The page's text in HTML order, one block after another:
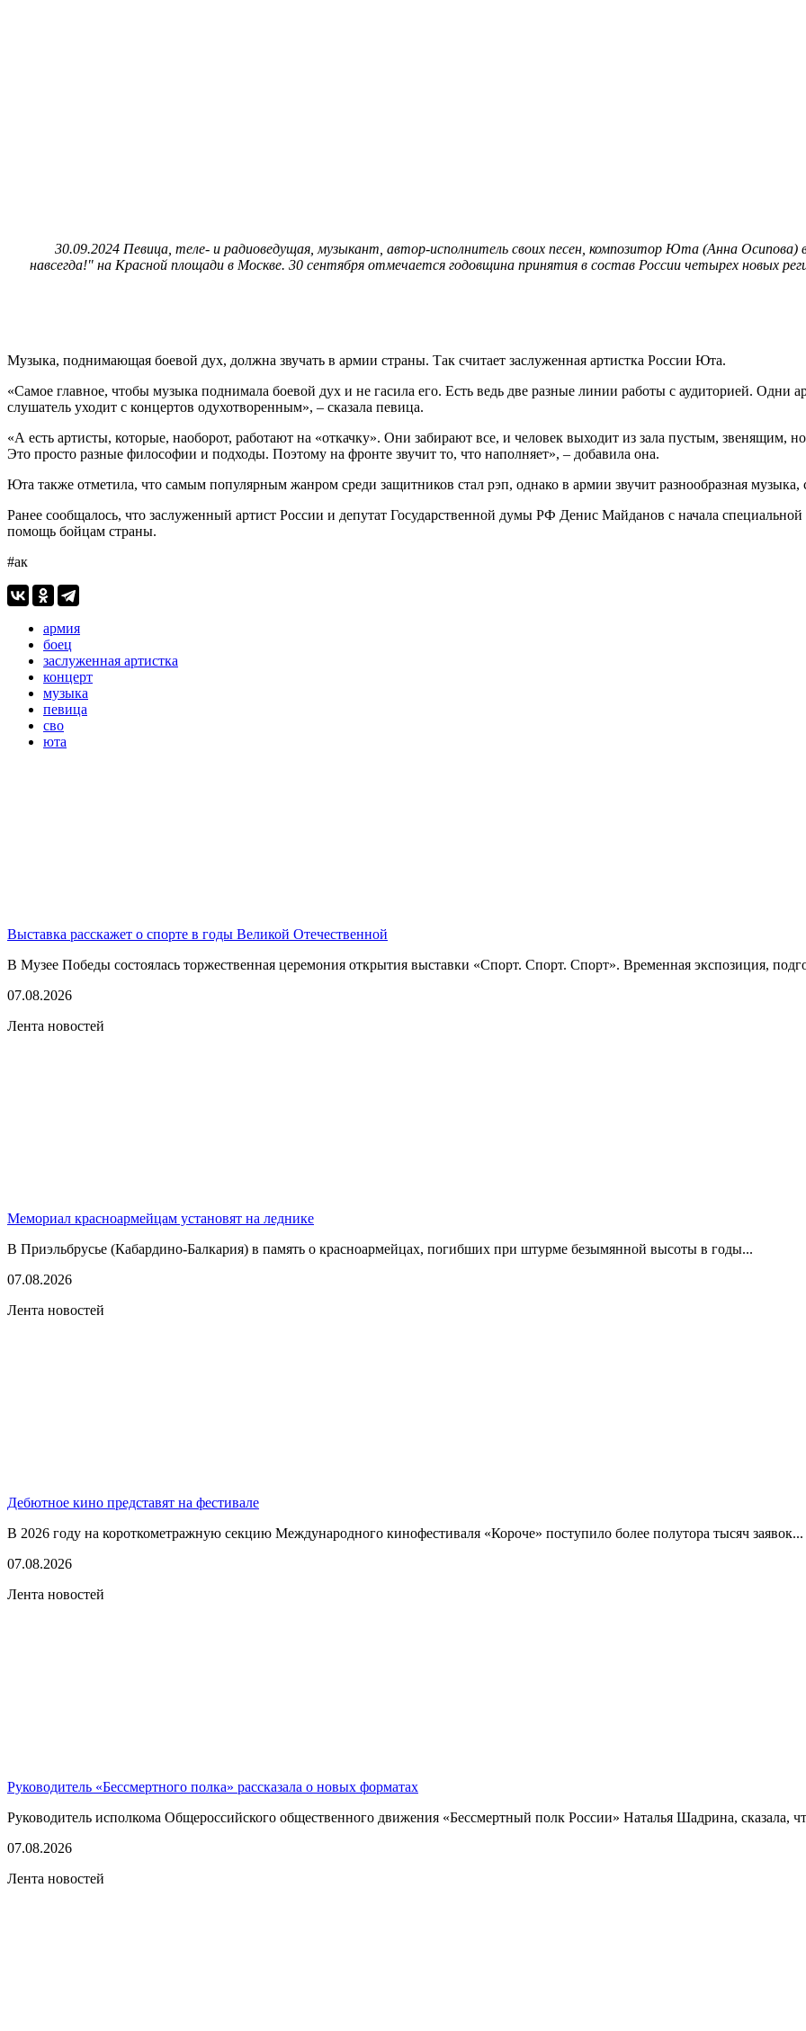
30.09.2024 Певица, теле- и радиоведущая, музыкант, автор-исполнитель своих песен, композитор Юта (Анна
навсегда!" на Красной площади в Москве. 30 сентября отмечается годовщина принятия в состав России четырех новых
Музыка, поднимающая боевой дух, должна звучать в армии страны. Так считает заслуженная артистка России Юта.
«Самое главное, чтобы музыка поднимала боевой дух и не гасила его. Есть ведь две разные линии работы с аудиторией. Одни
слушатель уходит с концертов одухотворенным», – сказала певица.
«А есть артисты, которые, наоборот, работают на «откачку». Они забирают все, и человек выходит из зала пустым,
Это просто разные философии и подходы. Поэтому на фронте звучит то, что наполняет», – добавила она.
Юта также отметила, что самым популярным жанром среди защитников стал рэп, однако в армии звучит разнообразная музыка,
Ранее сообщалось, что заслуженный артист России и депутат Государственной думы РФ Денис Майданов с начала
помощь бойцам страны.
#ак
армия
боец
заслуженная артистка
концерт
музыка
певица
сво
юта
Выставка расскажет о спорте в годы Великой Отечественной
В Музее Победы состоялась торжественная церемония открытия выставки «Спорт. Спорт. Спорт». Временная экспозиция,
07.08.2026
Лента новостей
Мемориал красноармейцам установят на леднике
В Приэльбрусье (Кабардино-Балкария) в память о красноармейцах, погибших при штурме безымянной высоты в годы...
07.08.2026
Лента новостей
Дебютное кино представят на фестивале
В 2026 году на короткометражную секцию Международного кинофестиваля «Короче» поступило более полутора тысяч заявок...
07.08.2026
Лента новостей
Руководитель «Бессмертного полка» рассказала о новых форматах
Руководитель исполкома Общероссийского общественного движения «Бессмертный полк России» Наталья Шадрина, сказала,
07.08.2026
Лента новостей